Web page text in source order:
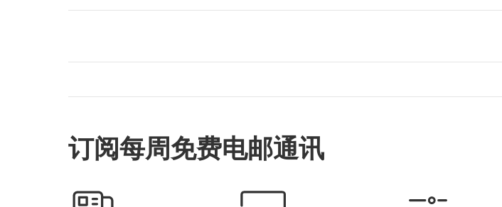
订阅每周免费电邮通讯